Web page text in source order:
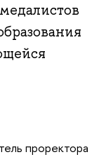
проректора